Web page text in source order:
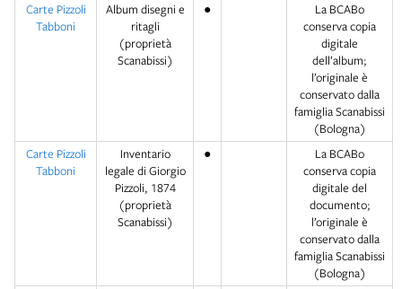
Carte Pizzoli
Tabboni
Album disegni e
ritagli
(proprietà
Scanabissi)
●
La BCABo
conserva copia
digitale
dell’album;
l’originale è
conservato dalla
famiglia Scanabissi
(Bologna)
Carte Pizzoli
Tabboni
Inventario
legale di Giorgio
Pizzoli, 1874
(proprietà
Scanabissi)
●
La BCABo
conserva copia
digitale del
documento;
l’originale è
conservato dalla
famiglia Scanabissi
(Bologna)